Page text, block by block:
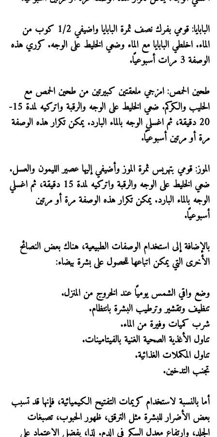
البابايا: قومي بفرك نصف ثمرة البابايا واضيفي 1/2 كوب من
الماء. اخلطي البابايا مع الماء وضعي الخليط على الوجه. كرري هذه
الوصفة 3 مرات أسبوعيًا.
طحين الحمص: امزجي ملعقتين كبيرتين من طحين الحمص مع
الحليب والكركم. ضعي الخليط على الوجه والرقبة واتركيه لمدة 15-
20 دقيقة، ثم اغسلي الوجه بالماء البارد. يمكن تكرار هذه الوصفة
مرة أو مرتين أسبوعيًا.
الموز: قومي بتهريس ثمرة الموز وأضيفي إليها عصير الليمون والعسل.
ضعي الخليط على الوجه والرقبة واتركيه لمدة 15 دقيقة، ثم اغسلي
الوجه بالماء البارد. يمكن تكرار هذه الوصفة مرة أو مرتين
أسبوعيًا.
بالإضافة إلى استخدام الوصفات الطبيعية، هناك بعض النصائح
الأخرى التي يمكن اتباعها للحصول على بشرة بيضاء:
وضع واقي الشمس يوميًا عند الخروج من المنزل.
تنظيف وتقشير وترطيب البشرة بانتظام.
شرب كميات وفيرة من الماء.
تناول الأغذية الصحية الغنية بالفيتامينات.
تناول المكملات الغذائية.
تجنب التدخين.
أما بالنسبة لاستخدام كريمات التفتيح الكيميائية، فإنها قد تسبب
بعض الأضرار للبشرة مثل الترقق، ظهور الحبوب، تصبغات
الجلد، وارتفاع معدل السكر في الدم. لذا، يفضل الاعتماد على